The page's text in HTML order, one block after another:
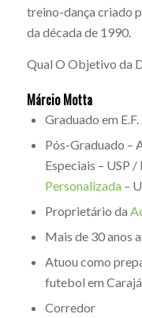
treino-dança criado
da década de 1990.
Qual O Objetivo da
Márcio Motta
Graduado em
Pós-Graduado –
Especiais – USP
Personalizada–
Proprietário da
Mais de 30 anos
Atuou como
futebol em
Corredor